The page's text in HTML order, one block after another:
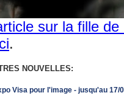
sur la fille
.
NOUVELLES:
Visa pour l'image - jusqu'au 17/